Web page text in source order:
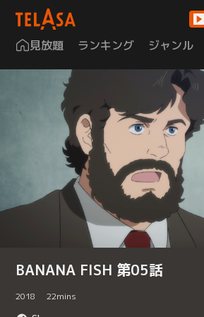
見放題 ランキング ジャンル
BANANA FISH 第05話
2018 22mins